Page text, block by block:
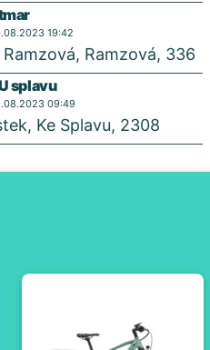
19:42
Ramzová, 336
splavu
09:49
Ke Splavu, 2308